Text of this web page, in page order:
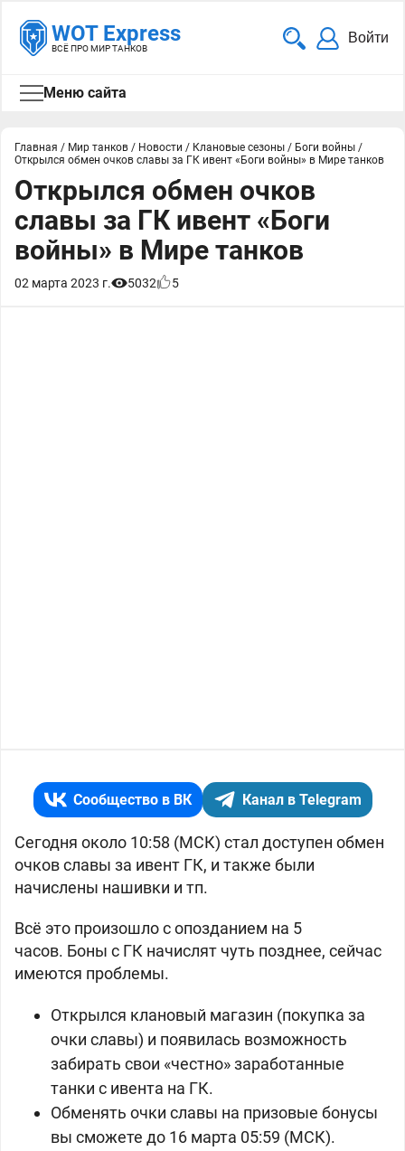
WOT Express
ВСЁ ПРО МИР ТАНКОВ
Войти
Меню сайта
Главная / Мир танков / Новости / Клановые сезоны / Боги войны /
Открылся обмен очков славы за ГК ивент «Боги войны» в Мире танков
Открылся обмен очков
славы за ГК ивент «Боги
войны» в Мире танков
02 марта 2023 г. 5032 5
Сообщество в ВК Канал в Telegram
Сегодня около 10:58 (МСК) стал доступен обмен
очков славы за ивент ГК, и также были
начислены нашивки и тп.
Всё это произошло с опозданием на 5
часов. Боны с ГК начислят чуть позднее, сейчас
имеются проблемы.
Открылся клановый магазин (покупка за
очки славы) и появилась возможность
забирать свои «честно» заработанные
танки с ивента на ГК.
Обменять очки славы на призовые бонусы
вы сможете до 16 марта 05:59 (МСК).